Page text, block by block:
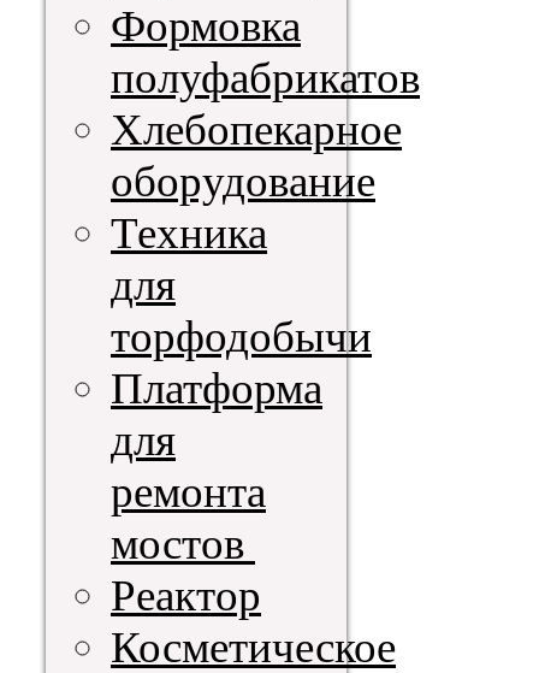
Формовка
полуфабрикатов
Хлебопекарное
оборудование
Техника
для
торфодобычи
Платформа
для
ремонта
мостов
Реактор
Косметическое